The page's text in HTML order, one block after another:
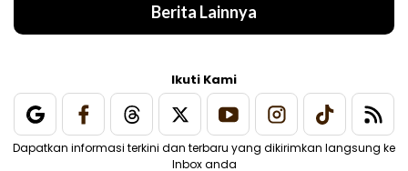
Berita Lainnya
Ikuti Kami
Dapatkan informasi terkini dan terbaru yang dikirimkan langsung ke
Inbox anda